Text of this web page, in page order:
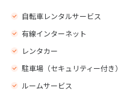
自転車レンタルサービス
有線インターネット
レンタカー
駐車場（セキュリティー付き）
ルームサービス